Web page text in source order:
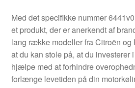
Min Konto
Om os
Privatlivspolitik
Med det specifikke nummer
et produkt, der er anerkendt af
lang række modeller fra Citroën og
at du kan stole på, at du investerer
hjælpe med at forhindre
forlænge levetiden på din